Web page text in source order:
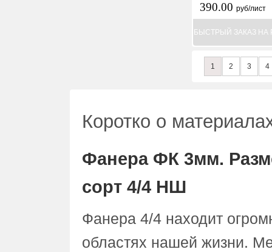
390.00 руб/лист
БЫСТРЫЙ ЗАКАЗ НА
1 2 3 4
Коротко о
Фанера ФК 3мм.
сорт 4/4 НШ
Фанера 4/4 находит
областях нашей жизни.